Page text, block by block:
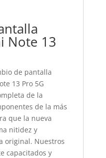
Note 13
de pantalla
13 Pro 5G
de la
de la más
que la nueva
nitidez y
original. Nuestros
capacitados y